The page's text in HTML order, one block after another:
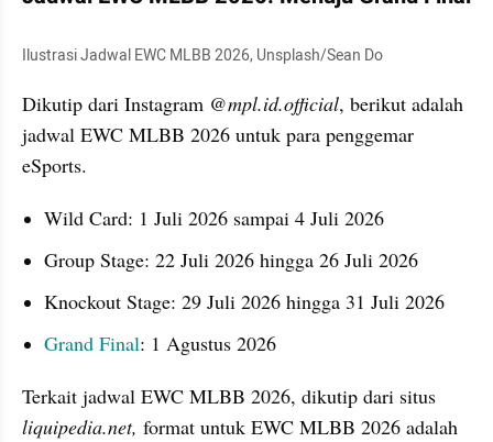
Ilustrasi Jadwal EWC MLBB 2026, Unsplash/Sean Do
Dikutip dari Instagram @mpl.id.official, berikut adalah
jadwal EWC MLBB 2026 untuk para penggemar
eSports.
Wild Card: 1 Juli 2026 sampai 4 Juli 2026
Group Stage: 22 Juli 2026 hingga 26 Juli 2026
Knockout Stage: 29 Juli 2026 hingga 31 Juli 2026
Grand Final: 1 Agustus 2026
Terkait jadwal EWC MLBB 2026, dikutip dari situs
liquipedia.net, format untuk EWC MLBB 2026 adalah